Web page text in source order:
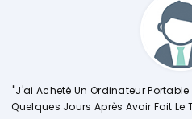
Rightech Il Y A
Sites Possibles
"Commerciale
Explique De